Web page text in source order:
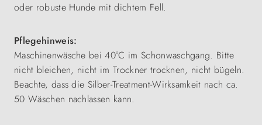
oder robuste Hunde mit dichtem Fell.
Pflegehinweis:
Maschinenwäsche bei 40°C im Schonwaschgang. Bitte
nicht bleichen, nicht im Trockner trocknen, nicht bügeln.
Beachte, dass die Silber‑Treatment‑Wirksamkeit nach ca.
50 Wäschen nachlassen kann.